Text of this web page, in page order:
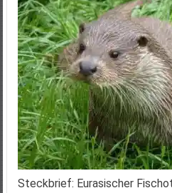
Steckbrief: Eurasischer